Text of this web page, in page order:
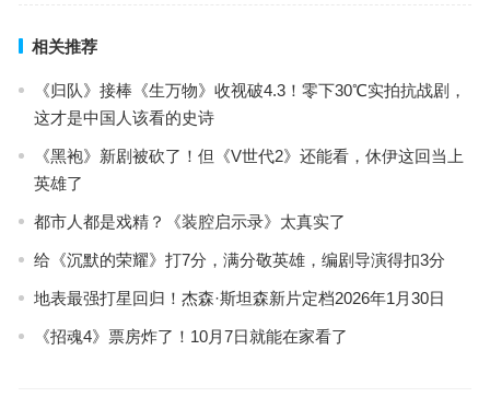
相关推荐
《归队》接棒《生万物》收视破4.3！零下30℃实拍抗战剧，
这才是中国人该看的史诗
《黑袍》新剧被砍了！但《V世代2》还能看，休伊这回当上
英雄了
都市人都是戏精？《装腔启示录》太真实了
给《沉默的荣耀》打7分，满分敬英雄，编剧导演得扣3分
地表最强打星回归！杰森·斯坦森新片定档2026年1月30日
《招魂4》票房炸了！10月7日就能在家看了